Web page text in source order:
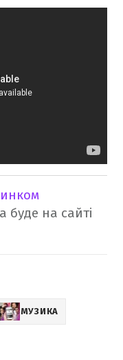
буде на сайті
МУЗИКА